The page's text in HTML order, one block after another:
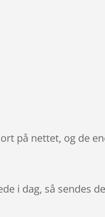
på nettet, og de
i dag, så sendes